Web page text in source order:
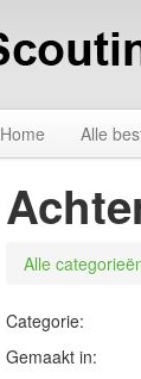
Home
Alle
Alle
Categorie:
Gemaakt in: